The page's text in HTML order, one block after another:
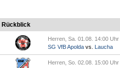
Rückblick
Herren, Sa. 01.08. 14:00 Uhr
SG VfB Apolda vs. Laucha
Herren, So. 02.08. 15:00 Uhr